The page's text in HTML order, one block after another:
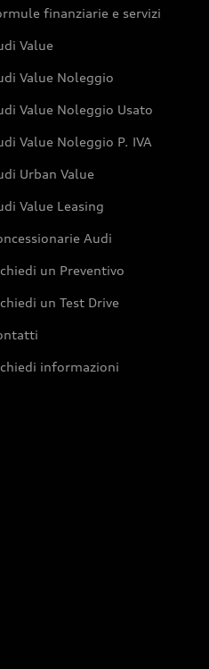
finanziarie e servizi
Value
Value Noleggio
Value Noleggio Usato
Value Noleggio P. IVA
Urban Value
Value Leasing
Audi
un Preventivo
un Test Drive
informazioni